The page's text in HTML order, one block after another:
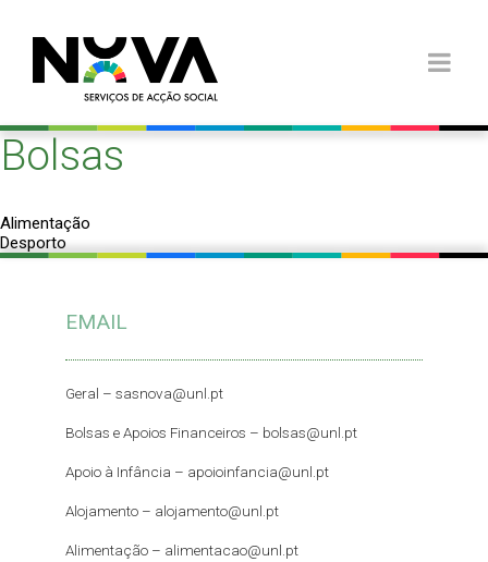
Bolsas
Navegação
de
artigos
Alimentação
Desporto
EMAIL
Geral – sasnova@unl.pt
Bolsas e Apoios Financeiros – bolsas@unl.pt
Apoio à Infância – apoioinfancia@unl.pt
Alojamento – alojamento@unl.pt
Alimentação – alimentacao@unl.pt